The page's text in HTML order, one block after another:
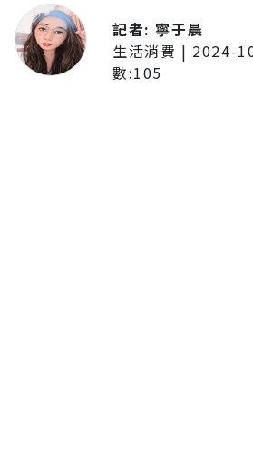
記者: 寧于晨
生活消費 | 2024-
數:105